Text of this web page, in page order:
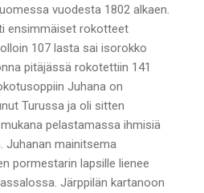
vuodesta 1802 alkaen.
ensimmäiset rokotteet
107 lasta sai isorokko
pitäjässä rokotettiin 141
Juhana on
Turussa ja oli sitten
pelastamassa ihmisiä
Juhanan mainitsema
pormestarin lapsille lienee
Järppilän kartanoon